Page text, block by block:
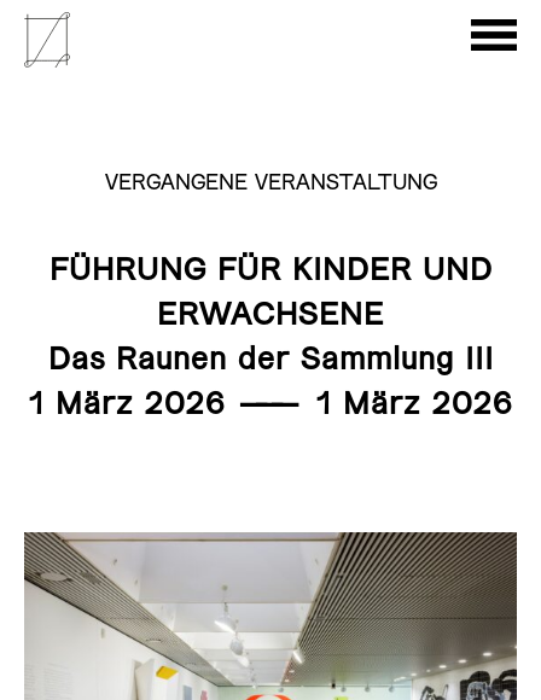
VERGANGENE VERANSTALTUNG
FÜHRUNG FÜR KINDER UND
ERWACHSENE
Das Raunen der Sammlung III
1 März 2026 ——— 1 März 2026